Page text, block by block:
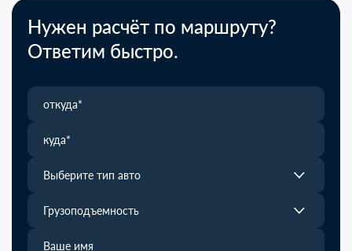
Нужен расчёт по маршруту?
Ответим быстро.
Выберите тип авто
Грузоподъемность